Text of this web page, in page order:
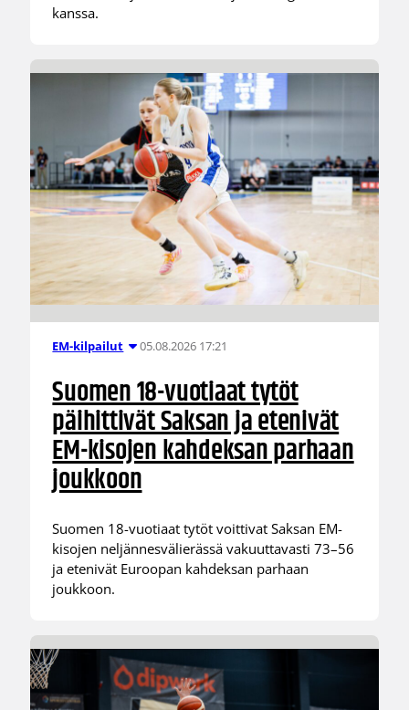
kanssa.
EM-kilpailut 05.08.2026 17:21
Suomen 18-vuotiaat tytöt
päihittivät Saksan ja etenivät
EM-kisojen kahdeksan parhaan
joukkoon
Suomen 18-vuotiaat tytöt voittivat Saksan EM-
kisojen neljännesvälierässä vakuuttavasti 73–56
ja etenivät Euroopan kahdeksan parhaan
joukkoon.